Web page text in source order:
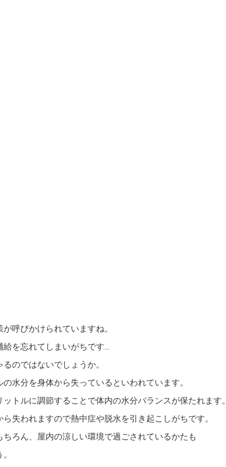
呼びかけられていますね。
を忘れてしまいがちです…
のではないでしょうか。
水分を身体から失っているといわれています。
トルに調節することで体内の水分バランスが保たれます。
失われますので熱中症や脱水を引き起こしがちです。
ろん、屋内の涼しい環境で過ごされているかたも